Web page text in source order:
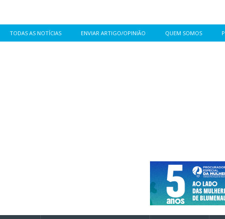
TODAS AS NOTÍCIAS ENVIAR ARTIGO/OPINIÃO QUEM SOMOS